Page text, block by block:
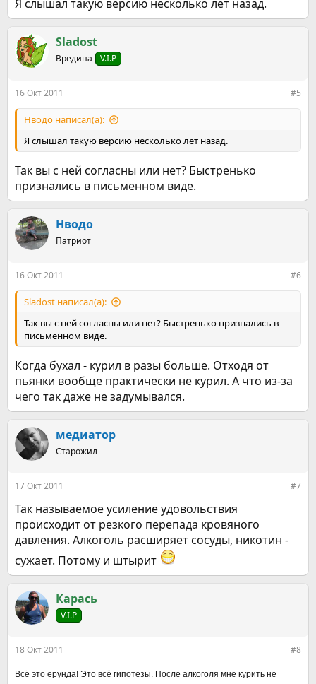
Я слышал такую версию несколько лет назад.
Sladost
Вредина V.I.P
16 Окт 2011 #5
Нводо написал(а):
Я слышал такую версию несколько лет назад.
Так вы с ней согласны или нет? Быстренько
признались в письменном виде.
Нводо
Патриот
16 Окт 2011 #6
Sladost написал(а):
Так вы с ней согласны или нет? Быстренько признались в
письменном виде.
Когда бухал - курил в разы больше. Отходя от
пьянки вообще практически не курил. А что из-за
чего так даже не задумывался.
медиатор
Старожил
17 Окт 2011 #7
Так называемое усиление удовольствия
происходит от резкого перепада кровяного
давления. Алкоголь расширяет сосуды, никотин -
сужает. Потому и штырит
Карась
V.I.P
18 Окт 2011 #8
Всё это ерунда! Это всё гипотезы. После алкоголя мне курить не